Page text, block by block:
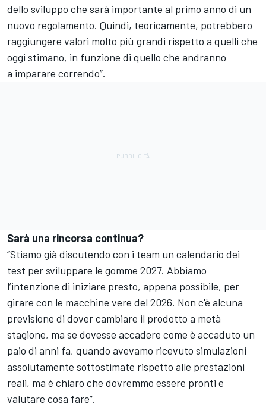
dello sviluppo che sarà importante al primo anno di un
nuovo regolamento. Quindi, teoricamente, potrebbero
raggiungere valori molto più grandi rispetto a quelli che
oggi stimano, in funzione di quello che andranno
a imparare correndo”.
Sarà una rincorsa continua?
“Stiamo già discutendo con i team un calendario dei
test per sviluppare le gomme 2027. Abbiamo
l’intenzione di iniziare presto, appena possibile, per
girare con le macchine vere del 2026. Non c'è alcuna
previsione di dover cambiare il prodotto a metà
stagione, ma se dovesse accadere come è accaduto un
paio di anni fa, quando avevamo ricevuto simulazioni
assolutamente sottostimate rispetto alle prestazioni
reali, ma è chiaro che dovremmo essere pronti e
valutare cosa fare”.